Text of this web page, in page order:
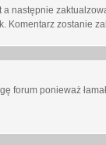
a następnie
. Komentarz zostanie
forum ponieważ